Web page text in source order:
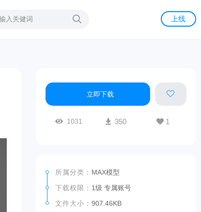
上线
立即下载
1031 350 1
所属分类： MAX模型
下载权限： 1级 专属账号
文件大小：907.46KB